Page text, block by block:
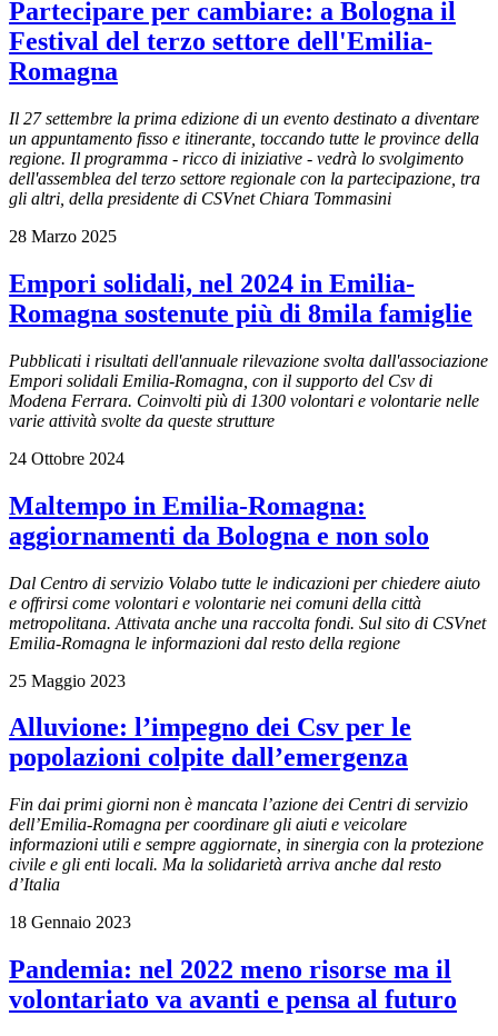
Partecipare per cambiare: a Bologna il
Festival del terzo settore dell'Emilia-
Romagna
Il 27 settembre la prima edizione di un evento destinato a diventare
un appuntamento fisso e itinerante, toccando tutte le province della
regione. Il programma - ricco di iniziative - vedrà lo svolgimento
dell'assemblea del terzo settore regionale con la partecipazione, tra
gli altri, della presidente di CSVnet Chiara Tommasini
28 Marzo 2025
Empori solidali, nel 2024 in Emilia-
Romagna sostenute più di 8mila famiglie
Pubblicati i risultati dell'annuale rilevazione svolta dall'associazione
Empori solidali Emilia-Romagna, con il supporto del Csv di
Modena Ferrara. Coinvolti più di 1300 volontari e volontarie nelle
varie attività svolte da queste strutture
24 Ottobre 2024
Maltempo in Emilia-Romagna:
aggiornamenti da Bologna e non solo
Dal Centro di servizio Volabo tutte le indicazioni per chiedere aiuto
e offrirsi come volontari e volontarie nei comuni della città
metropolitana. Attivata anche una raccolta fondi. Sul sito di CSVnet
Emilia-Romagna le informazioni dal resto della regione
25 Maggio 2023
Alluvione: l’impegno dei Csv per le
popolazioni colpite dall’emergenza
Fin dai primi giorni non è mancata l’azione dei Centri di servizio
dell’Emilia-Romagna per coordinare gli aiuti e veicolare
informazioni utili e sempre aggiornate, in sinergia con la protezione
civile e gli enti locali. Ma la solidarietà arriva anche dal resto
d’Italia
18 Gennaio 2023
Pandemia: nel 2022 meno risorse ma il
volontariato va avanti e pensa al futuro